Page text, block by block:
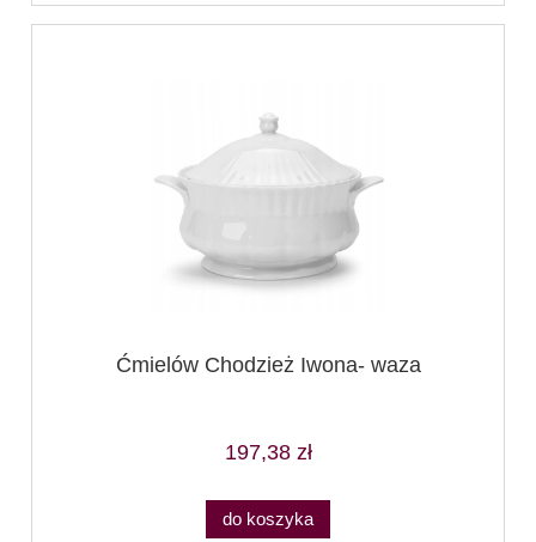
Ćmielów Chodzież Iwona- waza
197,38 zł
do koszyka